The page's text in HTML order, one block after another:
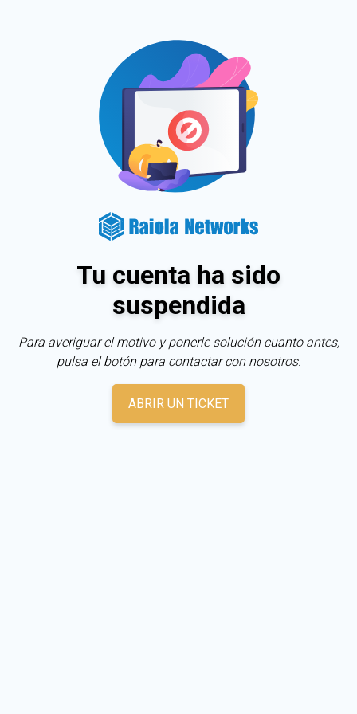
Tu cuenta ha sido
suspendida
Para averiguar el motivo y ponerle solución cuanto antes,
pulsa el botón para contactar con nosotros.
ABRIR UN TICKET